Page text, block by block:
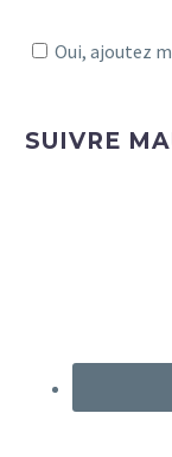
Oui, ajoutez
SUIVRE